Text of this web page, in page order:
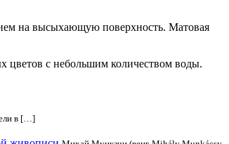
на высыхающую поверхность. Матовая
цветов с небольшим количеством воды.
в […]